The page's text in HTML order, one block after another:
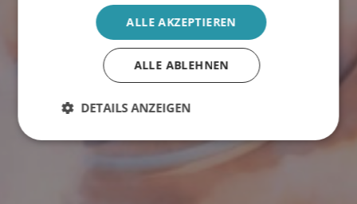
ALLE AKZEPTIEREN
ALLE ABLEHNEN
DETAILS ANZEIGEN